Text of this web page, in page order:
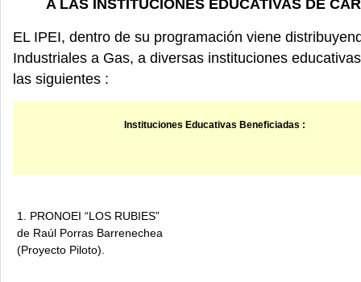
A LAS INSTITUCIONES EDUCATIVAS DE
EL IPEI, dentro de su programación viene
Industriales a Gas, a diversas instituciones
las siguientes :
Instituciones Educativas Beneficiadas :
1. PRONOEI “LOS RUBIES”
de Raúl Porras Barrenechea
(Proyecto Piloto).